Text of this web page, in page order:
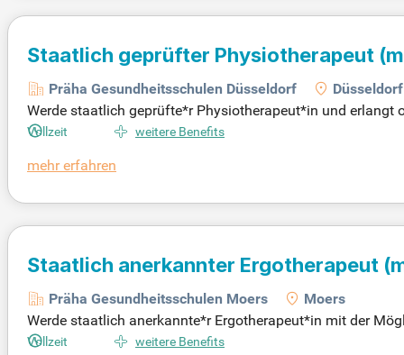
Staatlich geprüfter Physiotherapeut
Präha Gesundheitsschulen Düsseldorf
Düsseldorf
Werde staatlich geprüfte*r Physiotherapeut*in und
Studiengebühren! Bis in die 1990er Jahre war die
nderung sowie die Verbesserung von Kraft, Ausdauer und
ichen es dir, die Lebensqualität deiner Patienten
Vollzeit weitere Benefits
mehr erfahren
Staatlich anerkannter Ergotherapeut
Präha Gesundheitsschulen Moers
Moers
Werde staatlich anerkannte*r Ergotherapeut*in mit der
– ganz ohne Studiengebühren! Ergotherapeuten*innen
Vollzeit weitere Benefits